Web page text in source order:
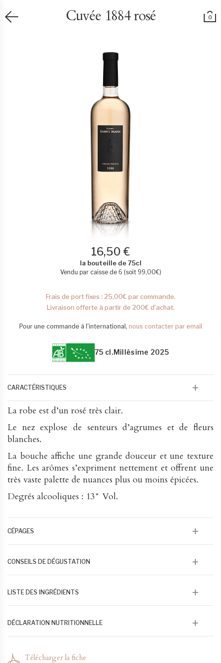
Cuvée 1884 rosé 0
75 cl.Millésime 2025
CARACTÉRISTIQUES
La robe est d’un rosé très clair.
Le nez explose de senteurs d’agrumes et de fleurs
blanches.
La bouche affiche une grande douceur et une texture
fine. Les arômes s’expriment nettement et offrent une
très vaste palette de nuances plus ou moins épicées.
Degrés alcooliques : 13° Vol.
CÉPAGES
35% Cinsault, 15% Grenache, 15 % Carignan, 15 %
Cabernet, 10 % Tiburen, 10 % Rolle
CONSEILS DE DÉGUSTATION
Ce vin accompagnera parfaitement un tagine
d’agneau ou un thon mi cuit.
À déguster de préférence jeune et frais (10 à 12 °).
LISTE DES INGRÉDIENTS
100 % issu de raisin en agriculture biologique et
biodynamique
DÉCLARATION NUTRITIONNELLE
saturés 0 - Glucose Fructore 1,3- Protéines 0 - Sel 0
Télécharger la fiche
16,50 €
la bouteille de 75cl
Vendu par caisse de 6 (soit 99,00€)
Frais de port fixes : 25,00€ par commande.
Livraison offerte à partir de 200€ d’achat.
Pour une commande à l’international, nous contacter par email